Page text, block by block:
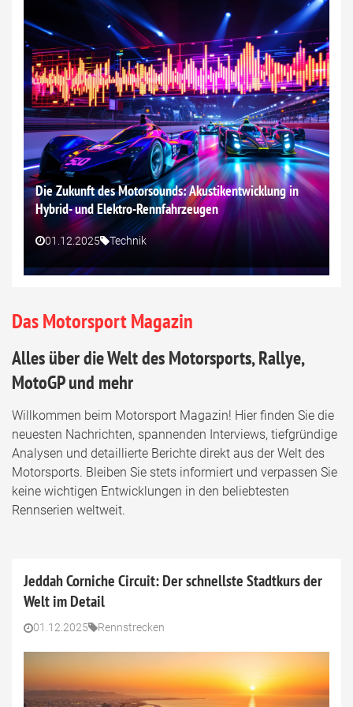
Die Zukunft des Motorsounds: Akustikentwicklung in
Hybrid- und Elektro-Rennfahrzeugen
01.12.2025 Technik
Das Motorsport Magazin
Alles über die Welt des Motorsports, Rallye,
MotoGP und mehr
Willkommen beim Motorsport Magazin! Hier finden Sie die
neuesten Nachrichten, spannenden Interviews, tiefgründige
Analysen und detaillierte Berichte direkt aus der Welt des
Motorsports. Bleiben Sie stets informiert und verpassen Sie
keine wichtigen Entwicklungen in den beliebtesten
Rennserien weltweit.
Jeddah Corniche Circuit: Der schnellste Stadtkurs der
Welt im Detail
01.12.2025 Rennstrecken